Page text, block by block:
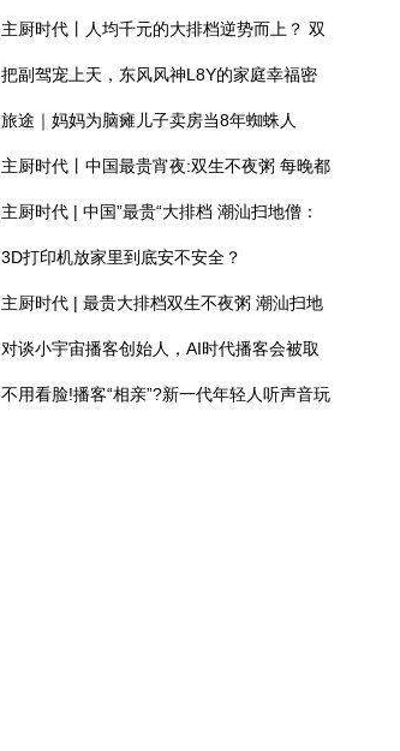
否跑通旧赛道？
产业发展开新局｜老区铜
出口逾18万亿元
经济政策一线微观察｜“微
更新”激活小镇夜经济
山东菏泽：着力打造长时
从“项目落地”到“生态扎
主厨时代丨人均千元的大排档逆势而上？ 双
把副驾宠上天，东风风神L8Y的家庭幸福密
旅途｜妈妈为脑瘫儿子卖房当8年蜘蛛人
主厨时代丨中国最贵宵夜:双生不夜粥 每晚都
主厨时代 | 中国”最贵“大排档 潮汕扫地僧：
3D打印机放家里到底安不安全？
主厨时代 | 最贵大排档双生不夜粥 潮汕扫地
对谈小宇宙播客创始人，AI时代播客会被取
不用看脸!播客“相亲”?新一代年轻人听声音玩